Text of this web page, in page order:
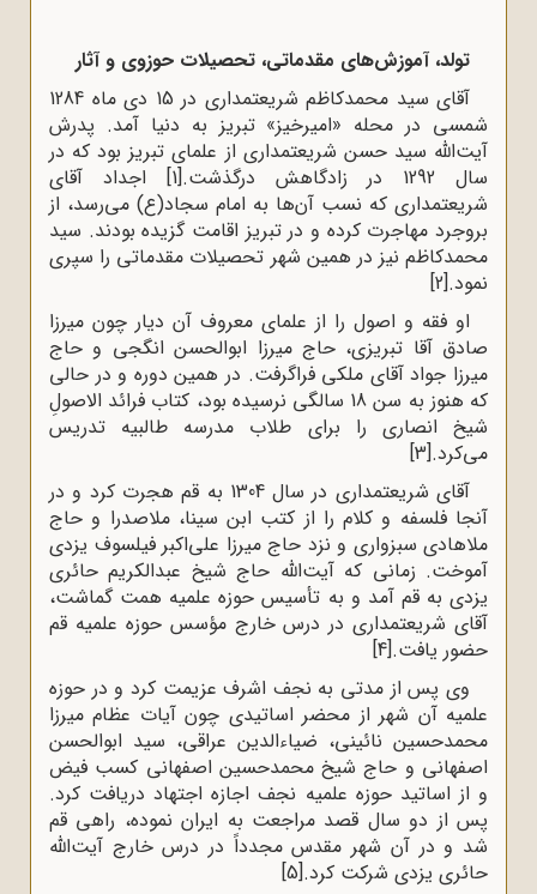
تولد، آموزش‌های مقدماتی، تحصیلات حوزوی و آثار
آقای سید محمدکاظم شریعتمداری در 15 دی ماه 1284
شمسی در محله‌ «امیرخیز» تبریز به دنیا آمد. پدرش
آیت‌الله سید حسن شریعتمداری از علمای تبریز بود که در
سال 1292 در زادگاهش درگذشت.
[1] اجداد آقای
شریعتمداری که نسب آن‌ها به امام سجاد(ع) می‌رسد، از
بروجرد مهاجرت‌ کرده‌ و در تبریز اقامت‌ گزیده‌ بودند. سید
محمدکاظم نیز در همین شهر تحصیلات مقدماتی را سپری
نمود.[2]
او فقه و اصول را از علمای معروف آن دیار چون میرزا
صادق ‌آقا تبریزی، حاج میرزا ابوالحسن انگجی و حاج
میرزا جواد آقای ملکی فراگرفت. در همین دوره و در حالی
‌که هنوز به سن 18 سالگی نرسیده بود، کتاب فرائد الاصولِ
شیخ انصاری را برای طلاب مدرسه طالبیه تدریس
می‌کرد.[3]
آقای شریعتمداری در سال 1304 به قم هجرت کرد و در
آنجا فلسفه و کلام را از کتب ابن سینا، ملاصدرا و حاج
ملاهادی سبزواری و نزد حاج میرزا علی‌اکبر فیلسوف یزدی
آموخت. زمانی که آیت‌الله حاج شیخ عبدالکریم حائری
یزدی به قم آمد و به تأسیس حوزه‌ علمیه همت گماشت،
آقای شریعتمداری در درس خارج مؤسس حوزه علمیه قم
حضور یافت.[4]
وی پس از مدتی به نجف اشرف عزیمت کرد و در حوزه‌
علمیه‌ آن شهر از محضر اساتیدی چون آیات عظام میرزا
محمدحسین نائینی، ضیاءالدین عراقی، سید ابوالحسن
اصفهانی و حاج شیخ محمدحسین اصفهانی کسب فیض
و از اساتید حوزه علمیه نجف اجازه‌ اجتهاد دریافت کرد.
پس از دو سال قصد مراجعت به ایران نموده، راهی قم
شد و در آن شهر مقدس مجدداً در درس خارج آیت‌الله
حائری یزدی شرکت کرد.[5]